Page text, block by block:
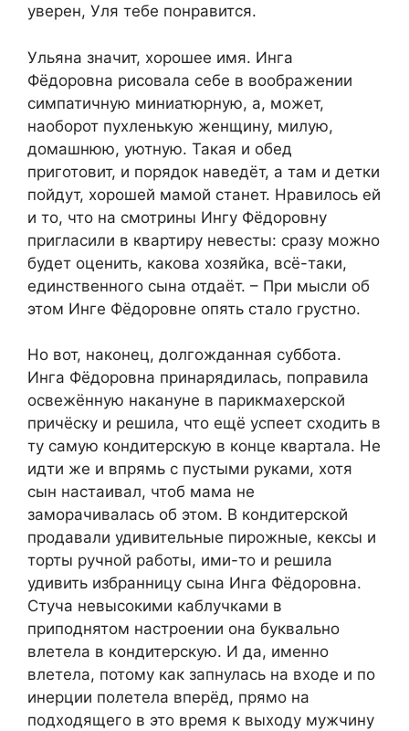
уверен, Уля тебе понравится.
Ульяна значит, хорошее имя. Инга
Фёдоровна рисовала себе в воображении
симпатичную миниатюрную, а, может,
наоборот пухленькую женщину, милую,
домашнюю, уютную. Такая и обед
приготовит, и порядок наведёт, а там и детки
пойдут, хорошей мамой станет. Нравилось ей
и то, что на смотрины Ингу Фёдоровну
пригласили в квартиру невесты: сразу можно
будет оценить, какова хозяйка, всё-таки,
единственного сына отдаёт. – При мысли об
этом Инге Фёдоровне опять стало грустно.
Но вот, наконец, долгожданная суббота.
Инга Фёдоровна принарядилась, поправила
освежённую накануне в парикмахерской
причёску и решила, что ещё успеет сходить в
ту самую кондитерскую в конце квартала. Не
идти же и впрямь с пустыми руками, хотя
сын настаивал, чтоб мама не
заморачивалась об этом. В кондитерской
продавали удивительные пирожные, кексы и
торты ручной работы, ими-то и решила
удивить избранницу сына Инга Фёдоровна.
Стуча невысокими каблучками в
приподнятом настроении она буквально
влетела в кондитерскую. И да, именно
влетела, потому как запнулась на входе и по
инерции полетела вперёд, прямо на
подходящего в это время к выходу мужчину